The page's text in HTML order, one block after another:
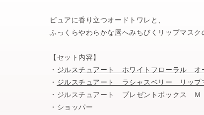
ピュアに香り立つオードトワレと、
ふっくらやわらかな唇へみちびくリップマスク
【セット内容】
・ ジルスチュアート ホワイトフローラル オ
・ ジルスチュアート ラシャスベリー リップ
・ジルスチュアート プレゼントボックス
・ショッパー